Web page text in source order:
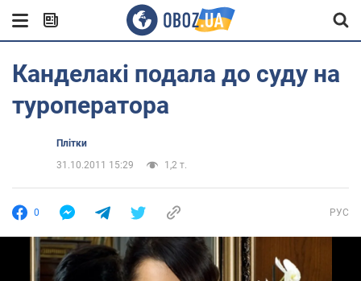
Канделакі подала до суду на
туроператора
Плітки
31.10.2011 15:29
1,2 т.
0 РУС